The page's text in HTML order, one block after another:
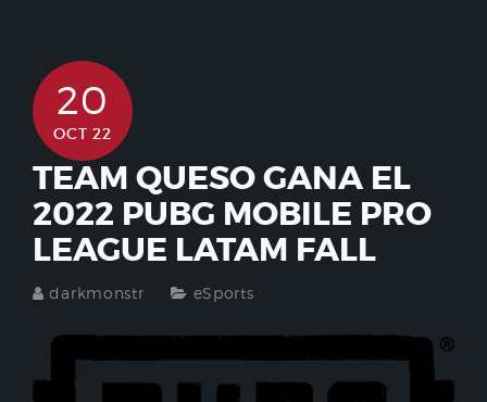
20
OCT 22
TEAM QUESO GANA EL
2022 PUBG MOBILE PRO
LEAGUE LATAM FALL
darkmonstr eSports